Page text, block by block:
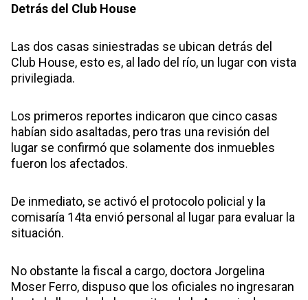
Detrás del Club House
Las dos casas siniestradas se ubican detrás del
Club House, esto es, al lado del río, un lugar con vista
privilegiada.
Los primeros reportes indicaron que cinco casas
habían sido asaltadas, pero tras una revisión del
lugar se confirmó que solamente dos inmuebles
fueron los afectados.
De inmediato, se activó el protocolo policial y la
comisaría 14ta envió personal al lugar para evaluar la
situación.
No obstante la fiscal a cargo, doctora Jorgelina
Moser Ferro, dispuso que los oficiales no ingresaran